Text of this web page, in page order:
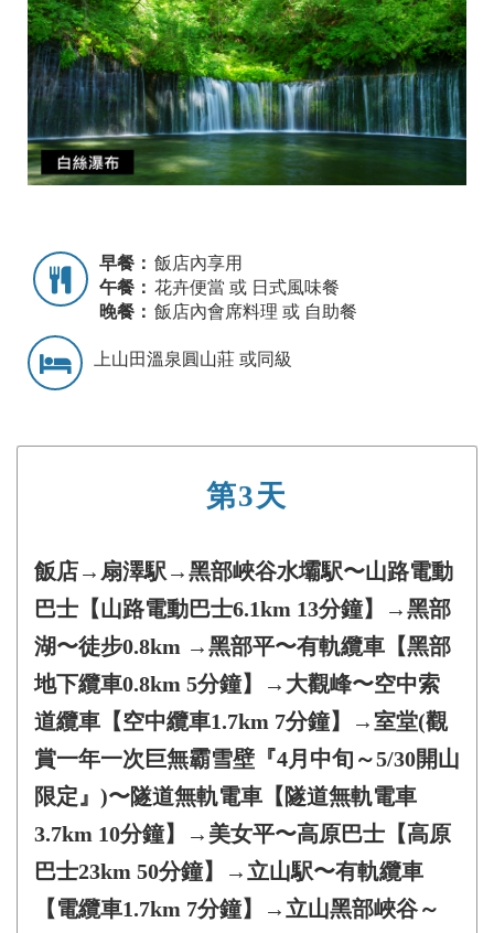
早餐： 飯店內享用
午餐： 花卉便當 或 日式風味餐
晚餐： 飯店內會席料理 或 自助餐
上山田溫泉圓山莊 或同級
第3天
飯店→扇澤駅→黑部峽谷水壩駅〜山路電動
巴士【山路電動巴士6.1km 13分鐘】→黑部
湖〜徒步0.8km →黑部平〜有軌纜車【黑部
地下纜車0.8km 5分鐘】→大觀峰〜空中索
道纜車【空中纜車1.7km 7分鐘】→室堂(觀
賞一年一次巨無霸雪壁『4月中旬～5/30開山
限定』)〜隧道無軌電車【隧道無軌電車
3.7km 10分鐘】→美女平〜高原巴士【高原
巴士23km 50分鐘】→立山駅〜有軌纜車
【電纜車1.7km 7分鐘】→立山黑部峽谷～